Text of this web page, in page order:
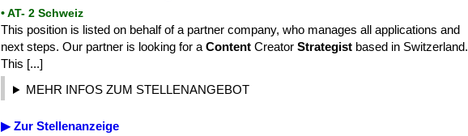
• AT- 2 Schweiz
This position is listed on behalf of a partner company, who manages all applications and
next steps. Our partner is looking for a Content Creator Strategist based in Switzerland.
This [...]
MEHR INFOS ZUM STELLENANGEBOT
▶ Zur Stellenanzeige